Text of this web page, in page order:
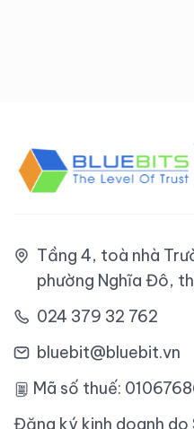
Tầng 4, toà nhà
phường Nghĩa Đô,
024 379 32 762
bluebit@bluebit.vn
Mã số thuế:
Đăng ký kinh doanh do